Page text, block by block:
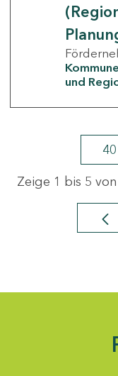
und
Zeige 1 bis 5